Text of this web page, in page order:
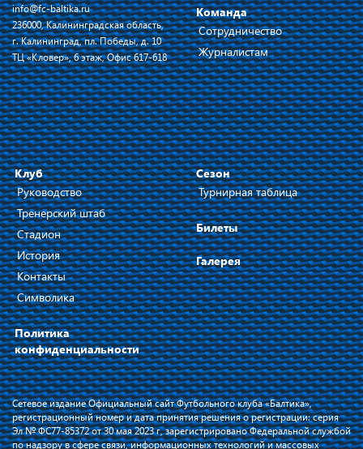
info@fc-baltika.ru
236000, Калининградская область,
г. Калининград, пл. Победы, д. 10
ТЦ «Кловер», 6 этаж, Офис 617-618
Команда
Сотрудничество
Журналистам
Клуб
Руководство
Тренерский штаб
Стадион
История
Контакты
Символика
Политика
конфиденциальности
Сезон
Турнирная таблица
Билеты
Галерея
Сетевое издание Официальный сайт Футбольного клуба «Балтика»,
регистрационный номер и дата принятия решения о регистрации: серия
Эл № ФС77-85372 от 30 мая 2023 г, зарегистрировано Федеральной службой
по надзору в сфере связи, информационных технологий и массовых